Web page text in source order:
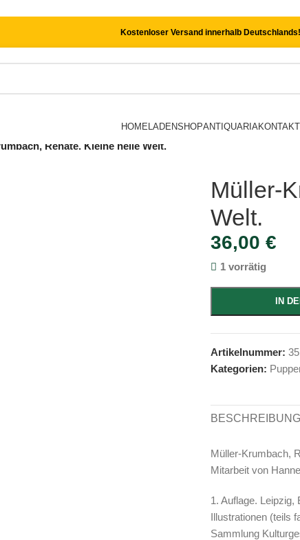
Kostenloser Versand innerhalb Deutschlands!
HOME LADENSHOPANTIQUARIAKONTAKT
Renate. Kleine heile Welt.
Müller-
Welt.
36,00 €
1 vorrätig
IN
Artikelnummer:
Kategorien:
BESCHREIBUNG
Müller-Krumbach,
Mitarbeit von
1. Auflage. Leipzig,
Illustrationen (teils
Sammlung